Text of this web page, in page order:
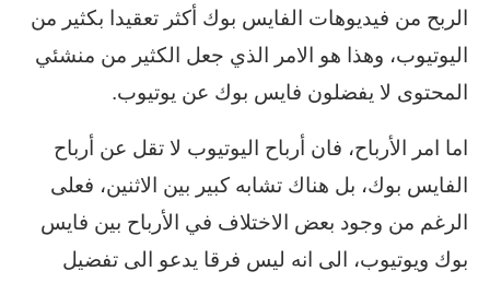
الربح من فيديوهات الفايس بوك أكثر تعقيدا بكثير من
اليوتيوب، وهذا هو الامر الذي جعل الكثير من منشئي
المحتوى لا يفضلون فايس بوك عن يوتيوب.
اما امر الأرباح، فان أرباح اليوتيوب لا تقل عن أرباح
الفايس بوك، بل هناك تشابه كبير بين الاثنين، فعلى
الرغم من وجود بعض الاختلاف في الأرباح بين فايس
بوك ويوتيوب، الى انه ليس فرقا يدعو الى تفضيل